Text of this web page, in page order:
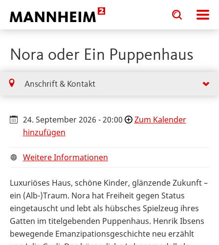
Toggle
search
input
Toggle
search
input
Nora oder Ein Puppenhaus
Anschrift & Kontakt
24. September 2026 - 20:00
Zum Kalender
hinzufügen
Weitere Informationen
Luxuriöses Haus, schöne Kinder, glänzende Zukunft –
ein (Alb-)Traum. Nora hat Freiheit gegen Status
eingetauscht und lebt als hübsches Spielzeug ihres
Gatten im titelgebenden Puppenhaus. Henrik Ibsens
bewegende Emanzipationsgeschichte neu erzählt